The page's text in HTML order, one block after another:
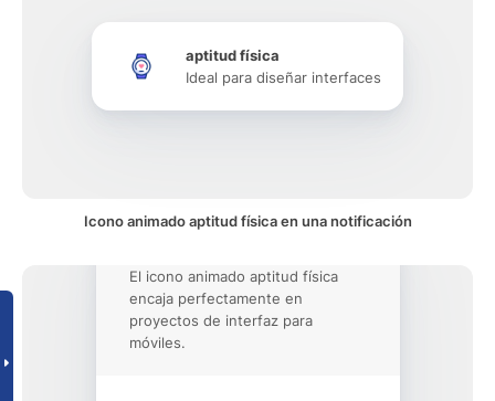
aptitud física
Ideal para diseñar interfaces
Icono animado aptitud física en una notificación
El icono animado aptitud física
encaja perfectamente en
proyectos de interfaz para
móviles.